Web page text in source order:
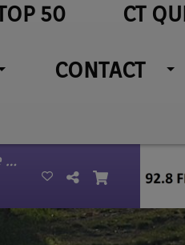
50 CT
CONTACT
Les nouveaux soleils (Single Version)